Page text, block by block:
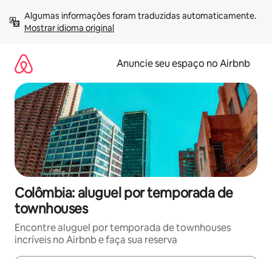
para
Mostrar idioma original
Anuncie seu espaço no Airbnb
Colômbia: aluguel por temporada de
townhouses
Encontre aluguel por temporada de townhouses
incríveis no Airbnb e faça sua reserva